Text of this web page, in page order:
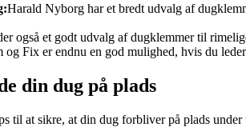
Harald Nyborg har et bredt udvalg af
også et godt udvalg af dugklemmer til
og Fix er endnu en god mulighed, hvis du
din dug på plads
til at sikre, at din dug forbliver på plads under